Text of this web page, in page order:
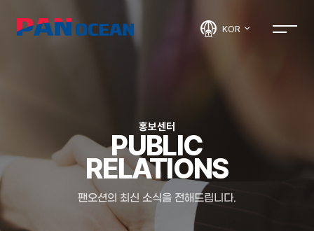
KOR
홍보센터
PUBLIC
RELATIONS
팬오션의 최신 소식을 전해드립니다.